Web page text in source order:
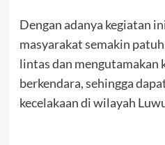
Dengan adanya kegiatan
masyarakat semakin
lintas dan mengutamakan
berkendara, sehingga
kecelakaan di wilayah